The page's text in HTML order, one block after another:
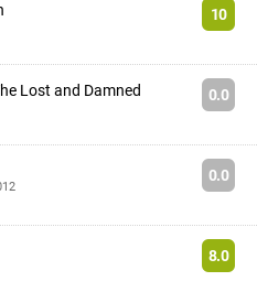
10
Lost and Damned 0.0
0.0
8.0